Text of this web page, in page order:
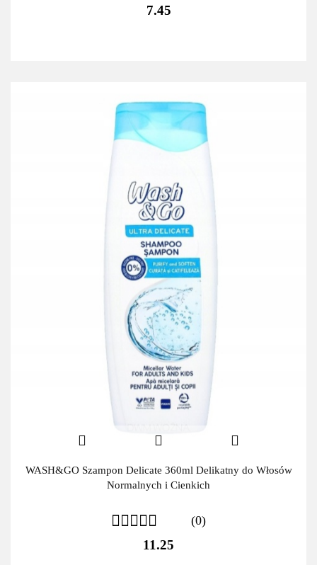
7.45
WASH&GO Szampon Delicate 360ml Delikatny do Włosów
Normalnych i Cienkich
(0)
11.25